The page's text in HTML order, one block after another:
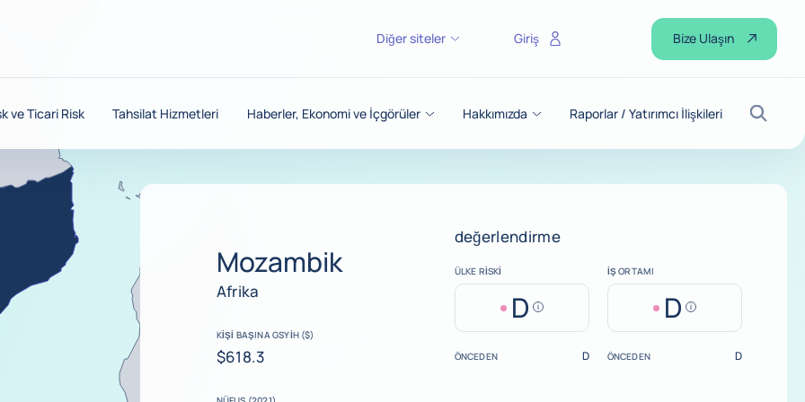
ve Ticari Risk Tahsilat Hizmetleri Haberler, Ekonomi ve İçgörüler Hakkımızda Raporlar / Yatırımcı İlişkileri
Arama
Diğer siteler Giriş Bize Ulaşın
Mozambik
Afrika
KIŞI BAŞINA GSYİH ($)
$618.3
değerlendirme
ÜLKE RISKI
D Help
İŞ ORTAMI
D Help
ÖNCEDEN D ÖNCEDEN D